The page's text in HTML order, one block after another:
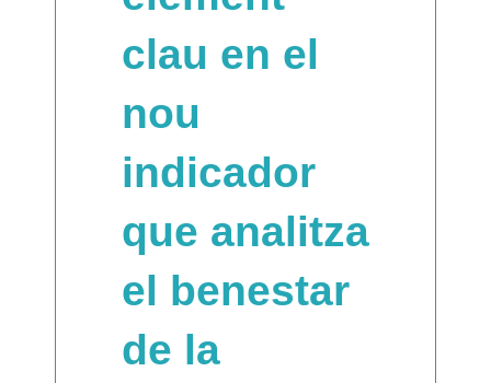
clau en el
nou
indicador
que analitza
el benestar
de la